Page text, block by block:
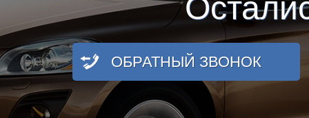
ОБРАТНЫЙ ЗВОНОК